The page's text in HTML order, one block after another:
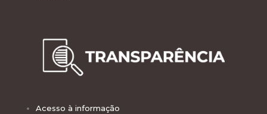
Acesso à informação